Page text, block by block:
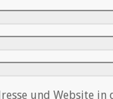
und Website